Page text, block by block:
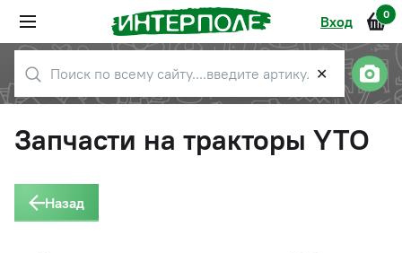
Вход 0
✕
Запчасти на тракторы YTO
Назад